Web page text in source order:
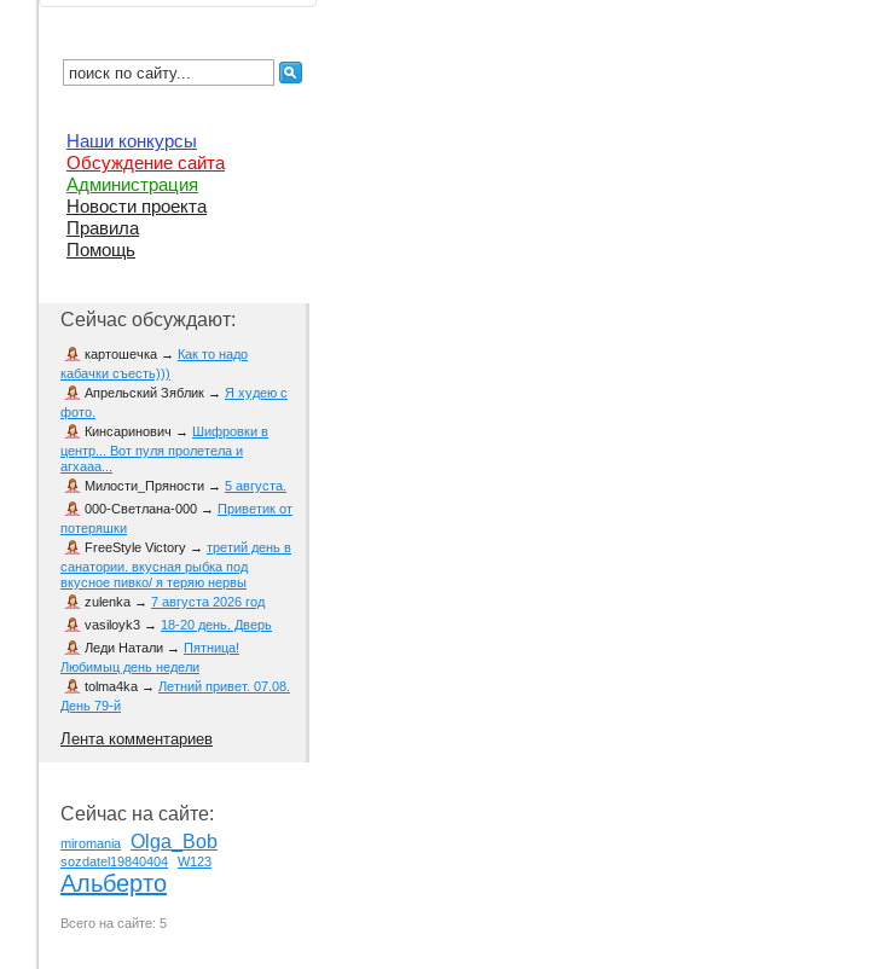
Наши конкурсы
Обсуждение сайта
Администрация
Новости проекта
Правила
Помощь
Сейчас обсуждают:
картошечка → Как то надо
кабачки съесть)))
Апрельский Зяблик → Я худею с
фото.
Кинсаринович → Шифровки в
центр... Вот пуля пролетела и
агхааа...
Милости_Пряности → 5 августа.
000-Светлана-000 → Приветик от
потеряшки
FreeStyle Victory → третий день в
санатории. вкусная рыбка под
вкусное пивко/ я теряю нервы
zulenka → 7 августа 2026 год
vasiloyk3 → 18-20 день. Дверь
Леди Натали → Пятница!
Любимыц день недели
tolma4ka → Летний привет. 07.08.
День 79-й
Лента комментариев
Сейчас на сайте:
miromania Olga_Bob
sozdatel19840404 W123
Альберто
Всего на сайте: 5